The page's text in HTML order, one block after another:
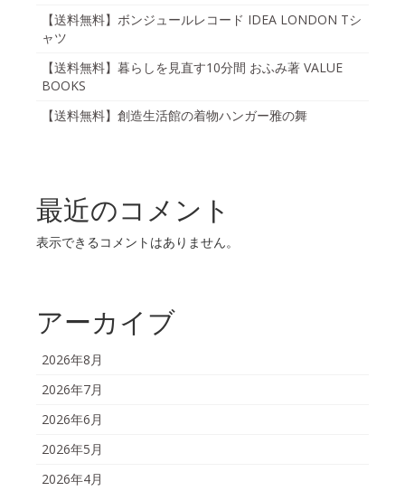
【送料無料】ボンジュールレコード IDEA LONDON Tシ
ャツ
【送料無料】暮らしを見直す10分間 おふみ著 VALUE
BOOKS
【送料無料】創造生活館の着物ハンガー雅の舞
最近のコメント
表示できるコメントはありません。
アーカイブ
2026年8月
2026年7月
2026年6月
2026年5月
2026年4月